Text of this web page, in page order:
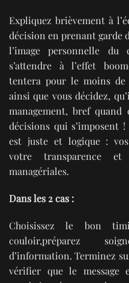
Expliquez brièvement à
décision en prenant garde
l’image personnelle
s’attendre à l’effet
tentera pour le moins de
ainsi que vous décidez,
management, bref
décisions qui s’imposent
est juste et logique :
votre transparence et
managériales.
Dans les 2 cas :
Choisissez le bon
couloir,préparez
d’information. Terminez
vérifier que le message